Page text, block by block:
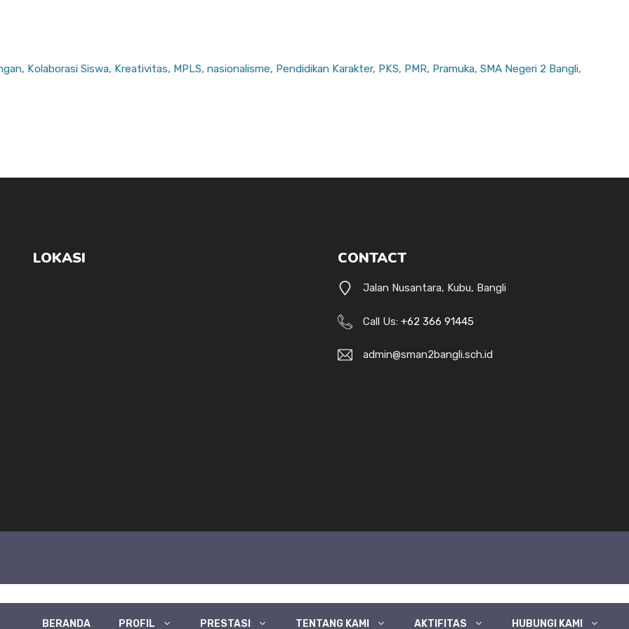
, Kolaborasi Siswa, Kreativitas, MPLS,nasionalisme, Pendidikan Karakter, PKS, PMR, Pramuka,SMA Negeri 2 Bangli,
LOKASI CONTACT
Jalan Nusantara, Kubu, Bangli
Call Us: +62 366 91445
admin@sman2bangli.sch.id
BERANDA PROFIL PRESTASI TENTANG KAMI AKTIFITAS HUBUNGI KAMI